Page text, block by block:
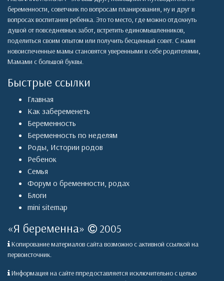
беременности, советчкик по вопросам планирования, ну и друг в
вопросах воспитания ребенка. Это то место, где можно отдохнуть
душой от повседневных забот, встретить единомышленников,
поделиться своим опытом или получить бесценный совет. С нами
новоиспеченные мамы становятся уверенными в себе родителями,
Мамами с большой буквы.
Быстрые ссылки
Главная
Как забеременеть
Беременность
Беременность по неделям
Роды, Истории родов
Ребенок
Семья
Форум о бременности, родах
Блоги
mini sitemap
«Я беременна» 2005
Копирование материалов сайта возможно с активной ссылкой на
первоисточник.
Информация на сайте ппредоставляется исключительно с целью